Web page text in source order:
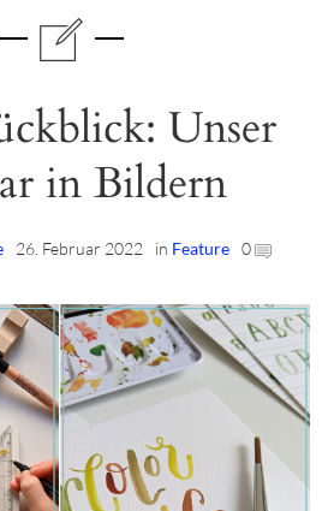
Unser
in Bildern
26. Februar 2022 in Feature 0